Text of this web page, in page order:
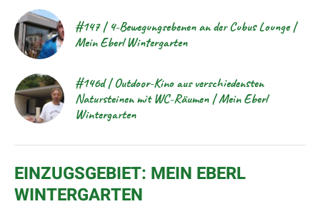
#147 | 4-Bewegungsebenen an der Cubus Lounge |
Mein Eberl Wintergarten
#146d | Outdoor-Kino aus verschiedensten
Natursteinen mit WC-Räumen | Mein Eberl
Wintergarten
EINZUGSGEBIET: MEIN EBERL
WINTERGARTEN